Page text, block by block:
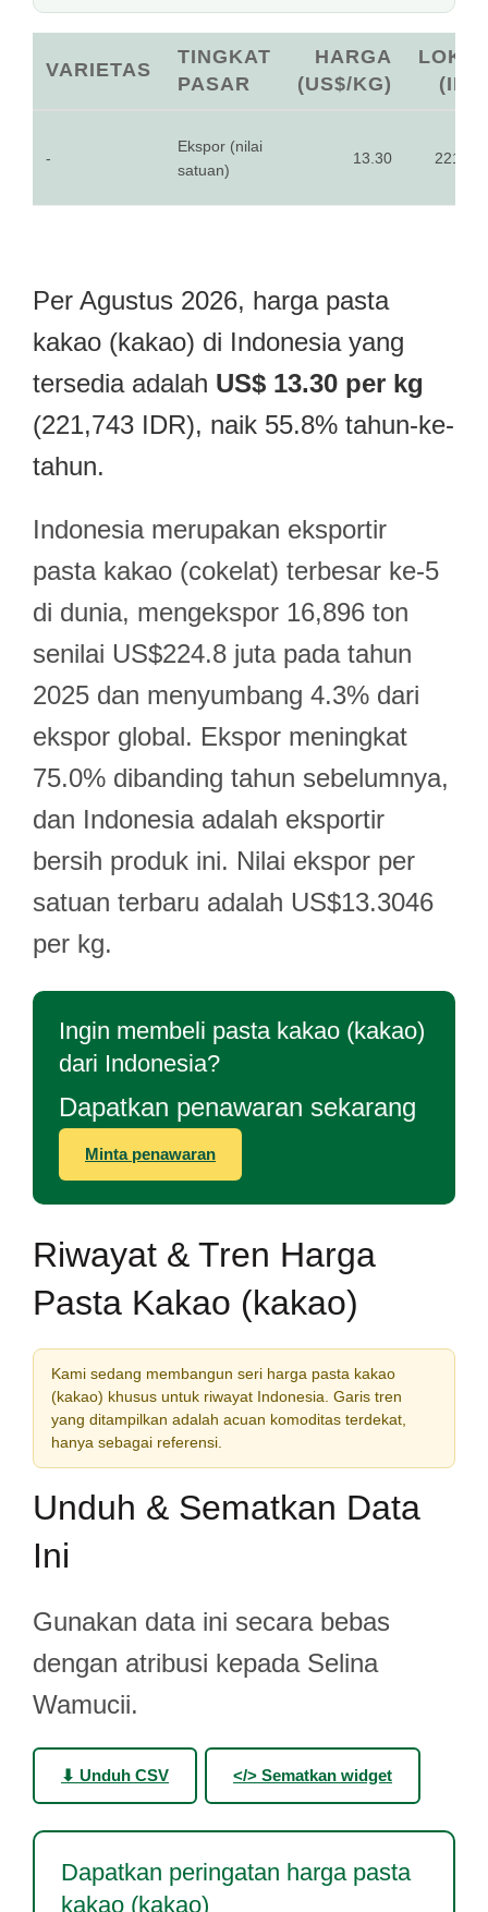
VARIETAS
TINGKAT
PASAR
HARGA
(US$/KG)
-
Ekspor (nilai
satuan)
13.30
Per Agustus 2026, harga pasta
kakao (kakao) di Indonesia yang
tersedia adalah US$ 13.30 per kg
(221,743 IDR), naik 55.8% tahun-ke-
tahun.
Indonesia merupakan eksportir
pasta kakao (cokelat) terbesar ke-5
di dunia, mengekspor 16,896 ton
senilai US$224.8 juta pada tahun
2025 dan menyumbang 4.3% dari
ekspor global. Ekspor meningkat
75.0% dibanding tahun sebelumnya,
dan Indonesia adalah eksportir
bersih produk ini. Nilai ekspor per
satuan terbaru adalah US$13.3046
per kg.
Ingin membeli pasta kakao (kakao)
dari Indonesia?
Dapatkan penawaran sekarang
Minta penawaran
Riwayat & Tren Harga
Pasta Kakao (kakao)
Kami sedang membangun seri harga pasta kakao
(kakao) khusus untuk riwayat Indonesia. Garis tren
yang ditampilkan adalah acuan komoditas terdekat,
hanya sebagai referensi.
Unduh & Sematkan Data
Ini
Gunakan data ini secara bebas
dengan atribusi kepada Selina
Wamucii.
⬇ Unduh CSV </> Sematkan widget
Dapatkan peringatan harga pasta
kakao (kakao)